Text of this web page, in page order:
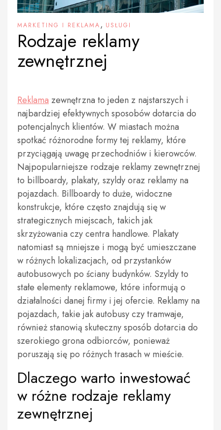
MARKETING I REKLAMA, USŁUGI
Rodzaje reklamy
zewnętrznej
Reklamazewnętrzna to jeden z najstarszych i
najbardziej efektywnych sposobów dotarcia do
potencjalnych klientów. W miastach można
spotkać różnorodne formy tej reklamy, które
przyciągają uwagę przechodniów i kierowców.
Najpopularniejsze rodzaje reklamy zewnętrznej
to billboardy, plakaty, szyldy oraz reklamy na
pojazdach. Billboardy to duże, widoczne
konstrukcje, które często znajdują się w
strategicznych miejscach, takich jak
skrzyżowania czy centra handlowe. Plakaty
natomiast są mniejsze i mogą być umieszczane
w różnych lokalizacjach, od przystanków
autobusowych po ściany budynków. Szyldy to
stałe elementy reklamowe, które informują o
działalności danej firmy i jej ofercie. Reklamy na
pojazdach, takie jak autobusy czy tramwaje,
również stanowią skuteczny sposób dotarcia do
szerokiego grona odbiorców, ponieważ
poruszają się po różnych trasach w mieście.
Dlaczego warto inwestować
w różne rodzaje reklamy
zewnętrznej